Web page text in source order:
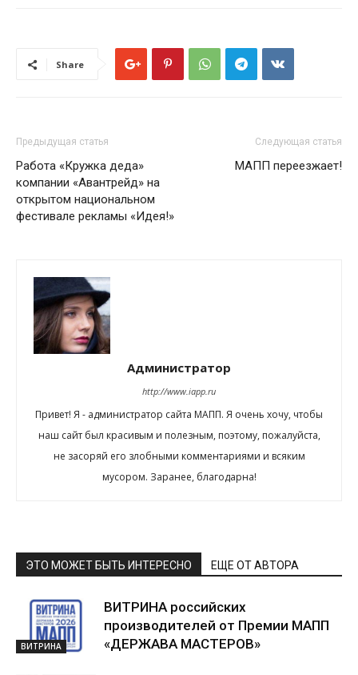
Share
Предыдущая статья
Работа «Кружка деда»
компании «Авантрейд» на
открытом национальном
фестивале рекламы «Идея!»
Следующая статья
МАПП переезжает!
Администратор
http://www.iapp.ru
Привет! Я - администратор сайта МАПП. Я очень хочу, чтобы
наш сайт был красивым и полезным, поэтому, пожалуйста,
не засоряй его злобными комментариями и всяким
мусором. Заранее, благодарна!
ЭТО МОЖЕТ БЫТЬ ИНТЕРЕСНО ЕЩЕ ОТ АВТОРА
ВИТРИНА
ВИТРИНА российских
производителей от Премии МАПП
«ДЕРЖАВА МАСТЕРОВ»